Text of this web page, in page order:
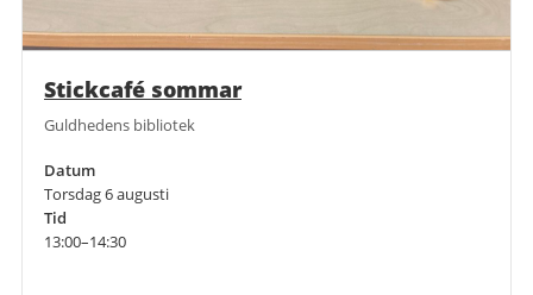
Stickcafé sommar
Guldhedens bibliotek
Datum
Torsdag 6 augusti
Tid
13:00–14:30